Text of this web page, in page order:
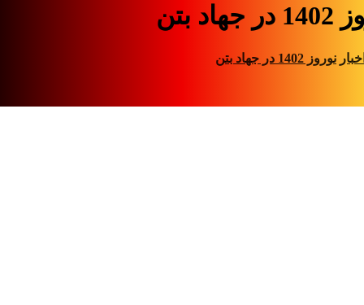
بتن
نوروز 1402 در جهاد بتن